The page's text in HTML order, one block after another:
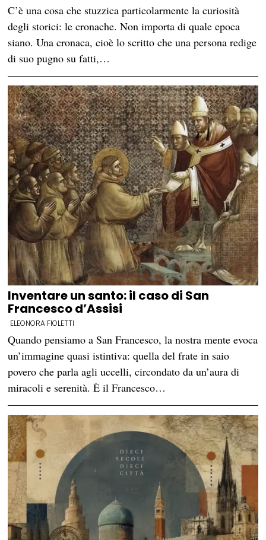
C’è una cosa che stuzzica particolarmente la curiosità
degli storici: le cronache. Non importa di quale epoca
siano. Una cronaca, cioè lo scritto che una persona redige
di suo pugno su fatti,…
Inventare un santo: il caso di San
Francesco d’Assisi
ELEONORA FIOLETTI
Quando pensiamo a San Francesco, la nostra mente evoca
un’immagine quasi istintiva: quella del frate in saio
povero che parla agli uccelli, circondato da un’aura di
miracoli e serenità. È il Francesco…